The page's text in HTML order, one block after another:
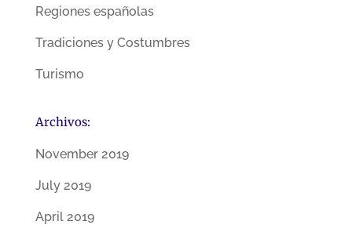
Regiones españolas
Tradiciones y Costumbres
Turismo
Archivos:
November 2019
July 2019
April 2019